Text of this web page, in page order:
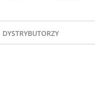
DYSTRYBUTORZY